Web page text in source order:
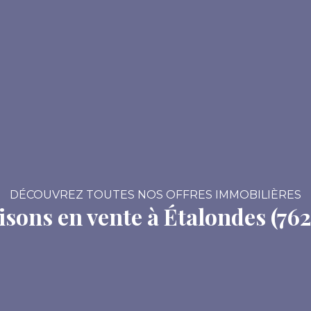
DÉCOUVREZ TOUTES NOS OFFRES IMMOBILIÈRES
en vente à Étalondes